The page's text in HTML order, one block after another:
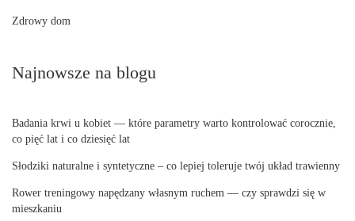
Zdrowy dom
Najnowsze na blogu
Badania krwi u kobiet — które parametry warto kontrolować corocznie,
co pięć lat i co dziesięć lat
Słodziki naturalne i syntetyczne – co lepiej toleruje twój układ trawienny
Rower treningowy napędzany własnym ruchem — czy sprawdzi się w
mieszkaniu